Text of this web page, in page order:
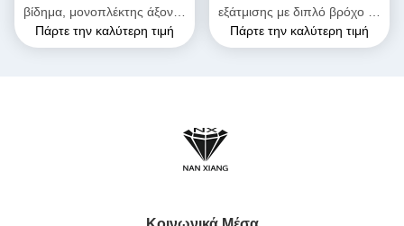
βίδημα, μονοπλέκτης άξονας
για την ανασύνθεση
πλαστικών καουτσούκ
Πάρτε την καλύτερη τιμή
εξάτμισης με διπλό βρόχο με
στοιχεία εξάτμισης για
υψηλές θερμοκρασίες
Πάρτε την καλύτερη τιμή